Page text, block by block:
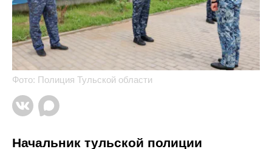
Фото: Полиция Тульской области
Начальник тульской полиции